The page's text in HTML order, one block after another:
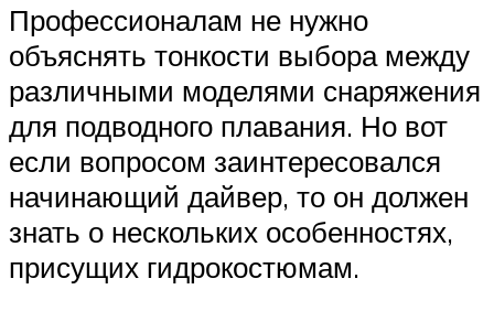
Профессионалам не нужно
объяснять тонкости выбора между
различными моделями снаряжения
для подводного плавания. Но вот
если вопросом заинтересовался
начинающий дайвер, то он должен
знать о нескольких особенностях,
присущих гидрокостюмам.